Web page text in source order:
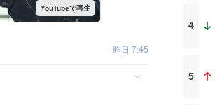
昨日 7:45
4
5